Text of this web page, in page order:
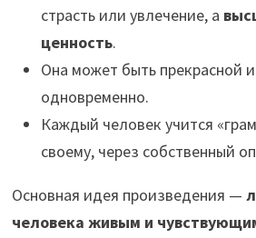
страсть или увлечение, а
ценность.
Она может быть прекрасной
одновременно.
Каждый человек учится
своему, через собственный
Основная идея произведения —
человека живым и